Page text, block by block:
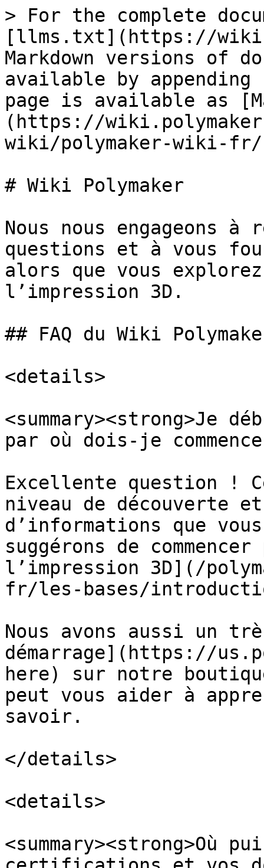
> For the complete
[llms.txt](https://
Markdown versions of
available by
page is available as
(https://
wiki/polymaker-wiki-fr/
# Wiki Polymaker
Nous nous engageons
questions et à vous
alors que vous
l’impression 3D.
## FAQ du Wiki
<details>
<summary><strong>Je
par où dois-je
Excellente question !
niveau de découverte
d’informations que
suggérons de
l’impression 3D](/
fr/les-bases/
Nous avons aussi un
démarrage](https://
here) sur notre
peut vous aider à
savoir.
</details>
<details>
<summary><strong>Où